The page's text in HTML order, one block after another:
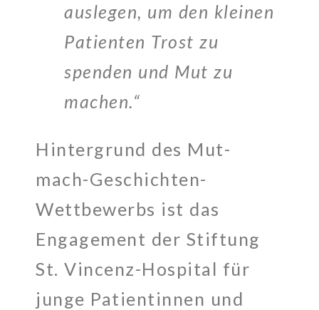
auslegen, um den kleinen
Patienten Trost zu
spenden und Mut zu
machen.“
Hintergrund des Mut-
mach-Geschichten-
Wettbewerbs ist das
Engagement der Stiftung
St. Vincenz-Hospital für
junge Patientinnen und